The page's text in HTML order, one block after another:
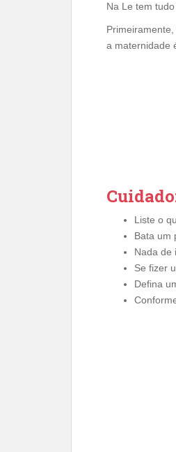
Na Le tem
a maternidade
Liste o
Bata um
Nada de
Se fizer
Defina